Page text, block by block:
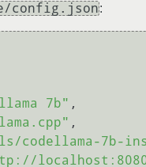
config.json:
7b" ,
,
codellama-7b-